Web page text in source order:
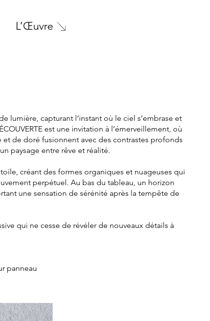
L’Œuvre
lumière, capturant l’instant où le ciel s’embrase et
est une invitation à l’émerveillement, où
de doré fusionnent avec des contrastes profonds
paysage entre rêve et réalité.
toile, créant des formes organiques et nuageuses qui
perpétuel. Au bas du tableau, un horizon
une sensation de sérénité après la tempête de
qui ne cesse de révéler de nouveaux détails à
panneau